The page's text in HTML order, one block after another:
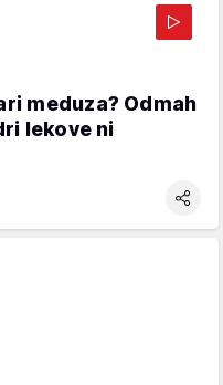
meduza? Odmah
lekove ni